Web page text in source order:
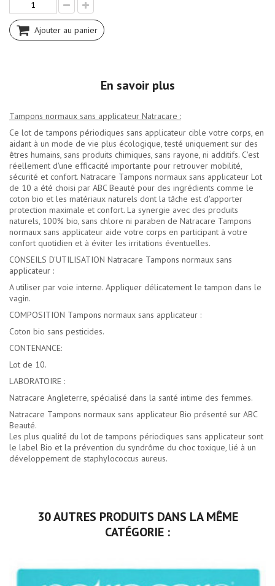
Ajouter au panier
En savoir plus
Tampons normaux sans applicateur Natracare :
Ce lot de tampons périodiques sans applicateur cible votre corps, en
aidant à un mode de vie plus écologique, testé uniquement sur des
êtres humains, sans produits chimiques, sans rayone, ni additifs. C'est
réellement d'une efficacité importante pour retrouver mobilité,
sécurité et confort. Natracare Tampons normaux sans applicateur Lot
de 10 a été choisi par ABC Beauté pour des ingrédients comme le
coton bio et les matériaux naturels dont la tâche est d'apporter
protection maximale et confort. La synergie avec des produits
naturels, 100% bio, sans chlore ni paraben de Natracare Tampons
normaux sans applicateur aide votre corps en participant à votre
confort quotidien et à éviter les irritations éventuelles.
CONSEILS D'UTILISATION Natracare Tampons normaux sans
applicateur :
A utiliser par voie interne. Appliquer délicatement le tampon dans le
vagin.
COMPOSITION Tampons normaux sans applicateur :
Coton bio sans pesticides.
CONTENANCE:
Lot de 10.
LABORATOIRE :
Natracare Angleterre, spécialisé dans la santé intime des femmes.
Natracare Tampons normaux sans applicateur Bio présenté sur ABC
Beauté.
Les plus qualité du lot de tampons périodiques sans applicateur sont
le label Bio et la prévention du syndrôme du choc toxique, lié à un
développement de staphylococcus aureus.
30 AUTRES PRODUITS DANS LA MÊME
CATÉGORIE :